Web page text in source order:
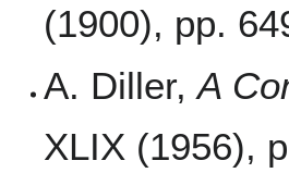
(1900), pp.
A. Diller,A
XLIX (1956),